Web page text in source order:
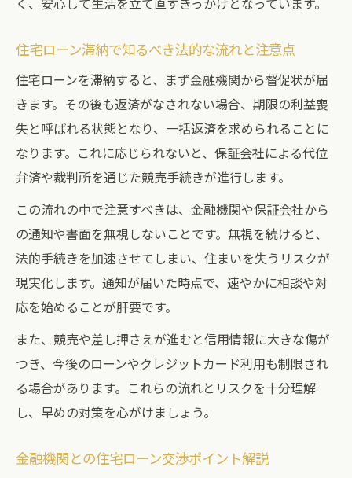
返済が遅れがちな時の現実的な対処法
住宅ローン返済が難しい時の家計見直しポ
イント
住宅ローン滞納前に使える支払い猶予制度
とは
臨時収入を活用した住宅ローン返済の工夫
住宅ローン滞納時の家族への影響を最小限
に抑える方法
滞納解消に向けた具体的な住宅ローン調整
策
住宅ローン滞納時に必要な行動と心構え
住宅ローン滞納時にまず心がけたい冷静な
対応
家族と話し合うことで得られる住宅ローン
対策
切さ
住宅ローン滞納で知るべき法的な流れと注意点
住宅ローンを滞納すると、まず金融機関から督促状が届
きます。その後も返済がなされない場合、期限の利益喪
失と呼ばれる状態となり、一括返済を求められることに
なります。これに応じられないと、保証会社による代位
弁済や裁判所を通じた競売手続きが進行します。
この流れの中で注意すべきは、金融機関や保証会社から
の通知や書面を無視しないことです。無視を続けると、
法的手続きを加速させてしまい、住まいを失うリスクが
現実化します。通知が届いた時点で、速やかに相談や対
応を始めることが肝要です。
また、競売や差し押さえが進むと信用情報に大きな傷が
つき、今後のローンやクレジットカード利用も制限され
る場合があります。これらの流れとリスクを十分理解
し、早めの対策を心がけましょう。
金融機関との住宅ローン交渉ポイント解説